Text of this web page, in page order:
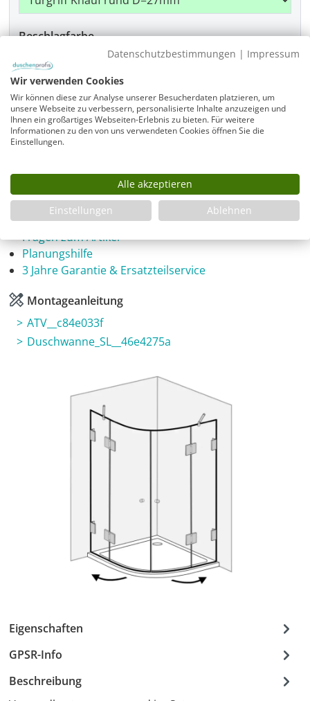
Beschlagfarbe
Produkt Anzahl: Gib den gewünschten
In den Warenkorb
Artikelnummer
Infos
Fragen zum Artikel
Planungshilfe
3 Jahre Garantie & Ersatzteilservice
Montageanleitung
ATV__c84e033f
Duschwanne_SL__46e4275a
Eigenschaften
GPSR-Info
Beschreibung
Datenschutzbestimmungen | Impressum
Wir verwenden Cookies
Wir können diese zur Analyse unserer Besucherdaten platzieren, um
unsere Webseite zu verbessern, personalisierte Inhalte anzuzeigen und
Ihnen ein großartiges Webseiten-Erlebnis zu bieten. Für weitere
Informationen zu den von uns verwendeten Cookies öffnen Sie die
Einstellungen.
Alle akzeptieren
Einstellungen
Ablehnen